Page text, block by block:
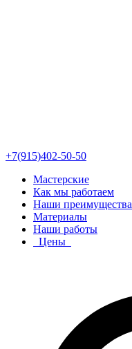
+7(915)402-50-50
Мастерские
Как мы работаем
Наши преимущества
Материалы
Наши работы
Цены